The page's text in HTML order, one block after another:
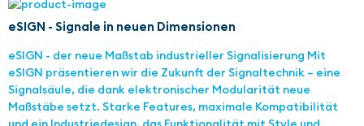
eSIGN - Signale in neuen Dimensionen
eSIGN - der neue Maßstab industrieller Signalisierung Mit
eSIGN präsentieren wir die Zukunft der Signaltechnik – eine
Signalsäule, die dank elektronischer Modularität neue
Maßstäbe setzt. Starke Features, maximale Kompatibilität